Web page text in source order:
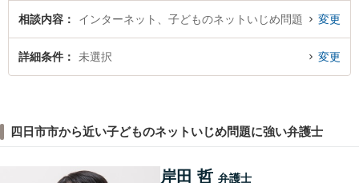
相談内容 インターネット、子どものネットいじめ問題 変更
詳細条件 未選択 変更
四日市市から近い子どものネットいじめ問題に強い弁護士
岸田 哲 弁護士